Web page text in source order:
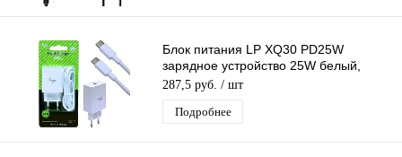
Блок питания LP XQ30 PD25W
зарядное устройство 25W белый,
вход Type-C, с кабелем Type-C - Type-
C
287,5 руб. / шт
Подробнее